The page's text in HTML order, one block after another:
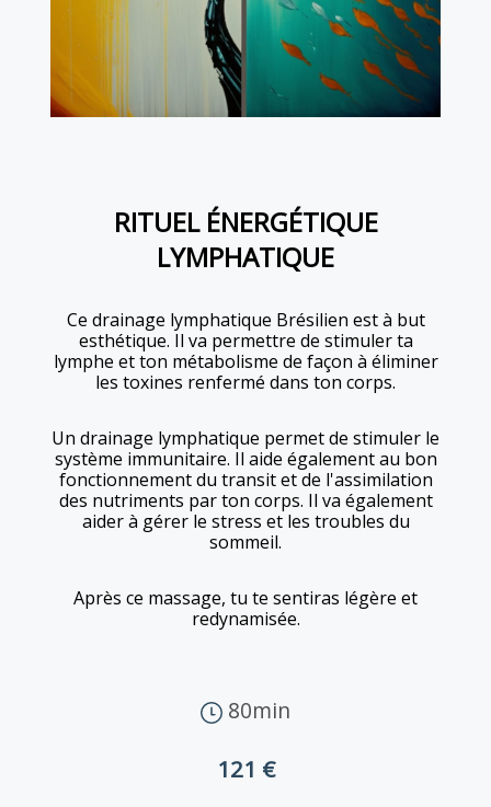
RITUEL ÉNERGÉTIQUE
LYMPHATIQUE
Ce drainage lymphatique Brésilien est à but
esthétique. Il va permettre de stimuler ta
lymphe et ton métabolisme de façon à éliminer
les toxines renfermé dans ton corps.
Un drainage lymphatique permet de stimuler le
système immunitaire. Il aide également au bon
fonctionnement du transit et de l'assimilation
des nutriments par ton corps. Il va également
aider à gérer le stress et les troubles du
sommeil.
Après ce massage, tu te sentiras légère et
redynamisée.
80min
121 €